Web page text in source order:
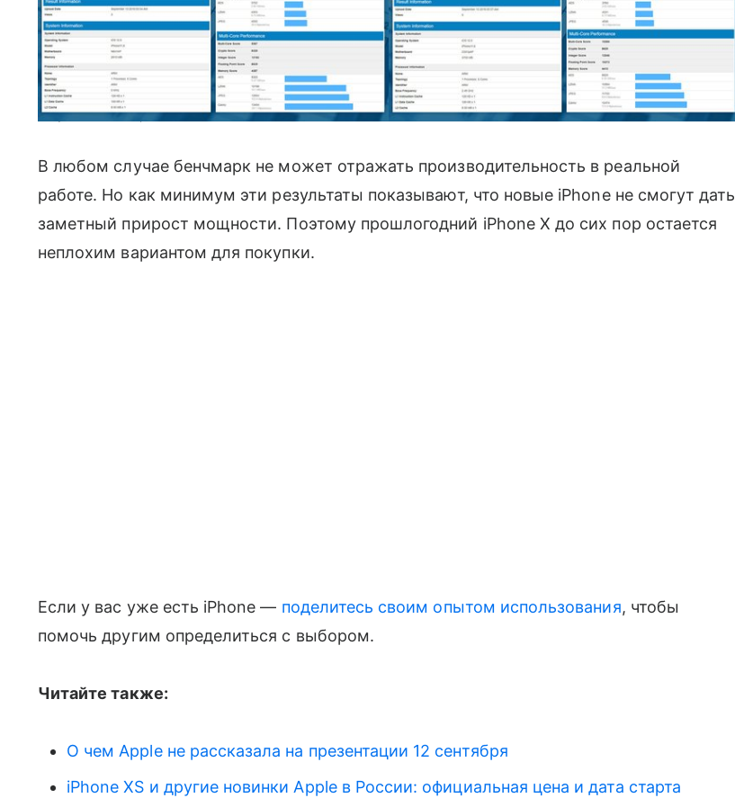
Результаты тестирования iPhone XS Max и XR
В любом случае бенчмарк не может отражать производительность в реальной
работе. Но как минимум эти результаты показывают, что новые iPhone не смогут дать
заметный прирост мощности. Поэтому прошлогодний iPhone X до сих пор остается
неплохим вариантом для покупки.
Если у вас уже есть iPhone — поделитесь своим опытом использования, чтобы
помочь другим определиться с выбором.
Читайте также:
О чем Apple не рассказала на презентации 12 сентября
iPhone XS и другие новинки Apple в России: официальная цена и дата старта